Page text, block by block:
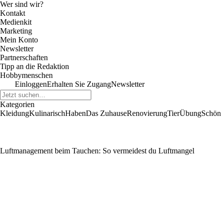
Wer sind wir?
Kontakt
Medienkit
Marketing
Mein Konto
Newsletter
Partnerschaften
Tipp an die Redaktion
Hobbymenschen
EinloggenErhalten Sie ZugangNewsletter
Kategorien
KleidungKulinarischHabenDas ZuhauseRenovierungTierÜbung
Luftmanagement beim Tauchen: So vermeidest du Luftmangel